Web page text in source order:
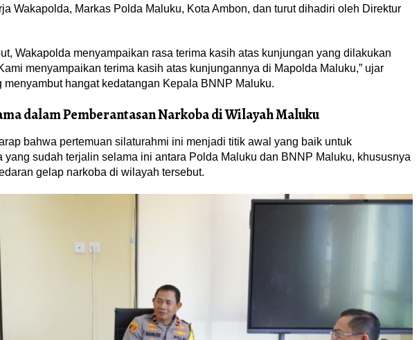
Wakapolda, Markas Polda Maluku, Kota Ambon, dan turut dihadiri oleh Direktur
Wakapolda menyampaikan rasa terima kasih atas kunjungan yang dilakukan
menyampaikan terima kasih atas kunjungannya di Mapolda Maluku,” ujar
menyambut hangat kedatangan Kepala BNNP Maluku.
dalam Pemberantasan Narkoba di Wilayah Maluku
bahwa pertemuan silaturahmi ini menjadi titik awal yang baik untuk
yang sudah terjalin selama ini antara Polda Maluku dan BNNP Maluku, khususnya
gelap narkoba di wilayah tersebut.